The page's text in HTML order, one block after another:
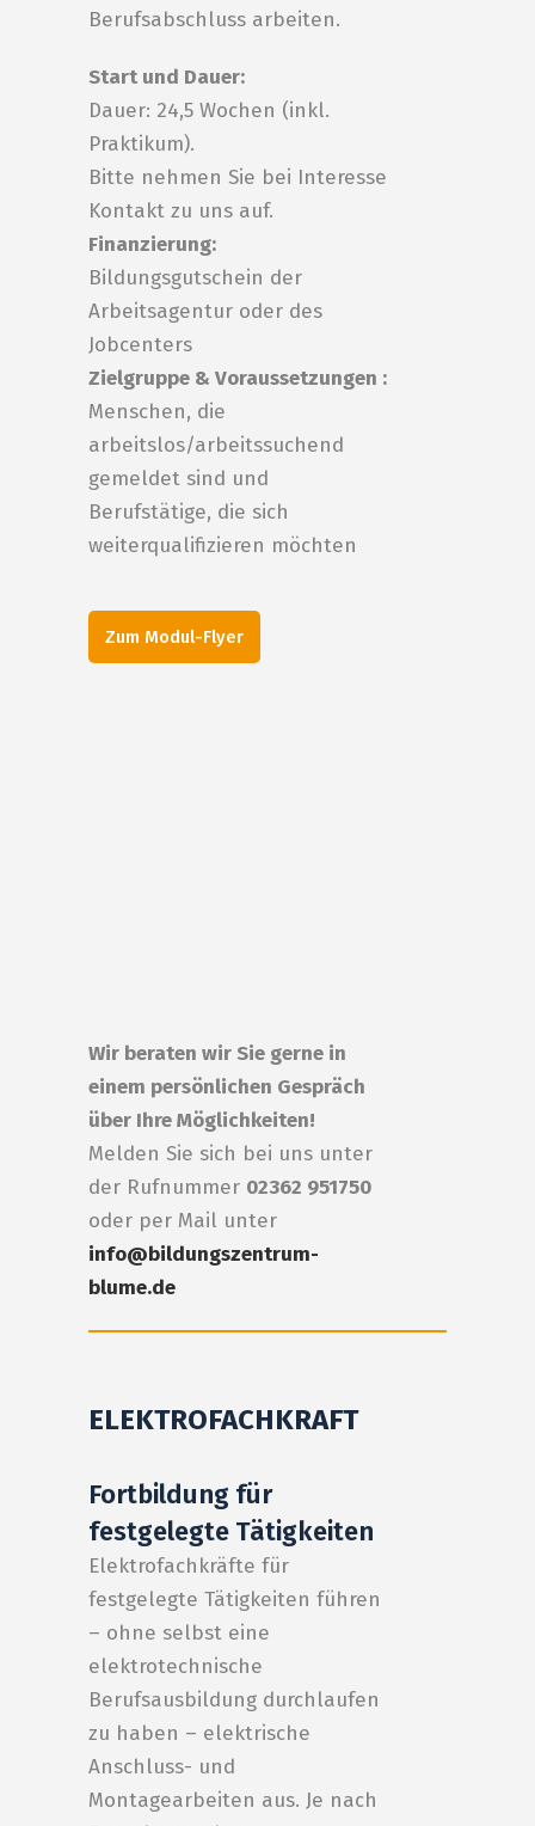
Berufsabschluss arbeiten.
Start und Dauer:
Dauer: 24,5 Wochen (inkl.
Praktikum).
Bitte nehmen Sie bei Interesse
Kontakt zu uns auf.
Finanzierung:
Bildungsgutschein der
Arbeitsagentur oder des
Jobcenters
Zielgruppe & Voraussetzungen :
Menschen, die
arbeitslos/arbeitssuchend
gemeldet sind und
Berufstätige, die sich
weiterqualifizieren möchten
Zum Modul-Flyer
Wir beraten wir Sie gerne in
einem persönlichen Gespräch
über Ihre Möglichkeiten!
Melden Sie sich bei uns unter
der Rufnummer 02362 951750
oder per Mail unter
info@bildungszentrum-
blume.de
ELEKTROFACHKRAFT
Fortbildung für
festgelegte Tätigkeiten
Elektrofachkräfte für
festgelegte Tätigkeiten führen
– ohne selbst eine
elektrotechnische
Berufsausbildung durchlaufen
zu haben – elektrische
Anschluss- und
Montagearbeiten aus. Je nach